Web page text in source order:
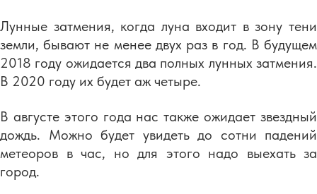
Лунные затмения, когда луна входит в зону тени
земли, бывают не менее двух раз в год. В будущем
2018 году ожидается два полных лунных затмения.
В 2020 году их будет аж четыре.
В августе этого года нас также ожидает звездный
дождь. Можно будет увидеть до сотни падений
метеоров в час, но для этого надо выехать за
город.